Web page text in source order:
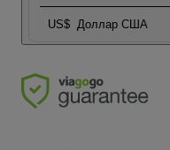
US$ Доллар США